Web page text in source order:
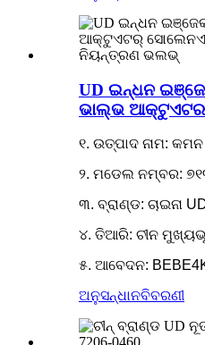
UD ଇନ୍ଧନ
ଭାଲ୍ଭ ଆକ୍ଟୁଏଟର
୧. ଉତ୍ପାଦ ନାମ:
୨. ମଡେଲ ନମ୍ବର:
୩. ବ୍ରାଣ୍ଡ: ଚାଇନା
୪. ତିଆରି: ଚୀନ
୫. ଆବେଦନ:
ଅନୁସନ୍ଧାନବିବରଣୀ